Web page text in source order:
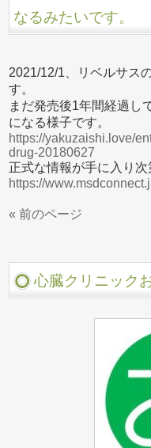
なるみたいです。
2021/12/1、リベルサス
す。
まだ発売後1年間経過し
になる様子です。
https://yakuzaishi.love/
drug-20180627
正式な情報が手に入り次
https://
« 前のページ
心臓クリニック